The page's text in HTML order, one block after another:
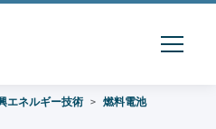
エネルギー技術
燃料電池